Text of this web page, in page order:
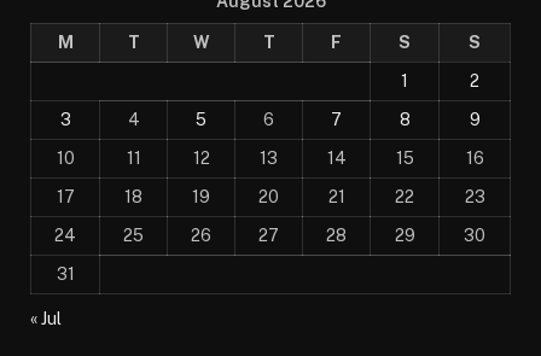
M T W T F S
S
1
2
3
4 5 6 7 8
9
10
11 12 13 14 15
16
17
18 19 20 21 22
23
24
25 26 27 28 29
30
31
« Jul